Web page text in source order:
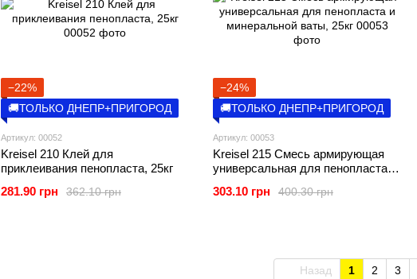
−22%
🚚ТОЛЬКО ДНЕПР+ПРИГОРОД
Артикул: 00052
Kreisel 210 Клей для
приклеивания пенопласта, 25кг
362.10 грн
281.90 грн
−24%
🚚ТОЛЬКО ДНЕПР+ПРИГОРОД
Артикул: 00053
Kreisel 215 Смесь армирующая
универсальная для пенопласта и
400.30 грн
303.10 грн
Назад 1 2 3